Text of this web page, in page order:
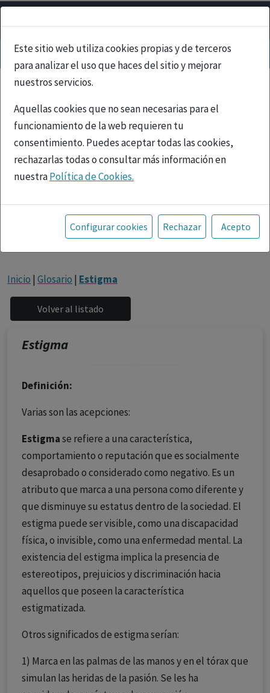
Este sitio web utiliza cookies propias y de terceros
para analizar el uso que haces del sitio y mejorar
nuestros servicios.
Aquellas cookies que no sean necesarias para el
funcionamiento de la web requieren tu
consentimiento. Puedes aceptar todas las cookies,
rechazarlas todas o consultar más información en
nuestraPolítica de Cookies.
Toda la información incluida en la Página Web está
referida a productos del mercado español y, por
tanto, dirigida a profesionales sanitarios legalmente
facultados para prescribir o dispensar medicamentos
fármacos se facilita a título meramente informativo,
siendo responsabilidad de los profesionales
facultados prescribir medicamentos y decidir, en cada
caso concreto, el tratamiento más adecuado a las
necesidades del paciente.
Configurar cookies Rechazar Acepto
Inicio | Glosario | Estigma
Estigma
Definición:
Varias son las acepciones:
Estigmase refiere a una característica,
comportamiento o reputación que es socialmente
desaprobado o considerado como negativo. Es un
atributo que marca a una persona como diferente y
que disminuye su estatus dentro de la sociedad. El
estigma puede ser visible, como una discapacidad
física, o invisible, como una enfermedad mental. La
existencia del estigma implica la presencia de
estereotipos, prejuicios y discriminación hacia
aquellos que poseen la característica
estigmatizada.
Otros significados de estigma serían:
1) Marca en las palmas de las manos y en el tórax que
simulan las heridas de la pasión. Se les ha